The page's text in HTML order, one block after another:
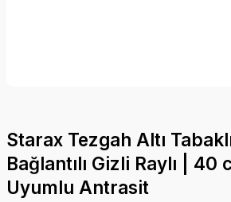
Starax Tezgah Altı
Bağlantılı Gizli Raylı | 40
Uyumlu Antrasit